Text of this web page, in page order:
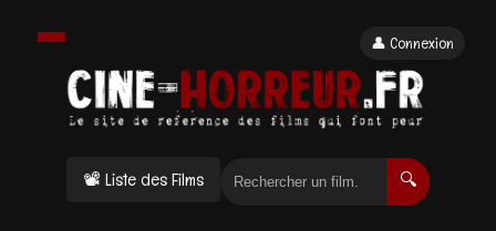
📽 Liste des Films 🔍
👤 Connexion